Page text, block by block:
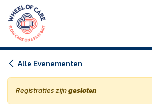
Overslaan naar inhoud
Alle Evenementen
Registraties zijngesloten